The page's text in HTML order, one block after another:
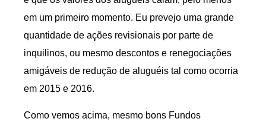
em um primeiro momento. Eu prevejo uma grande
quantidade de ações revisionais por parte de
inquilinos, ou mesmo descontos e renegociações
amigáveis de redução de aluguéis tal como ocorria
em 2015 e 2016.
Como vemos acima, mesmo bons Fundos